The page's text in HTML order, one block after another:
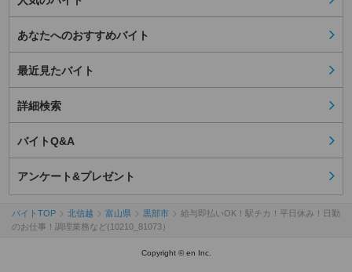
あなたへのおすすめバイト
最近見たバイト
詳細検索
バイトQ&A
アンケート&プレゼント
バイトTOP 北信越 富山県 黒部市
給与即払いOK！駅チカ！平日休み！日勤
のお仕事！調理業務など(10210_81073）
Copyright © en Inc.